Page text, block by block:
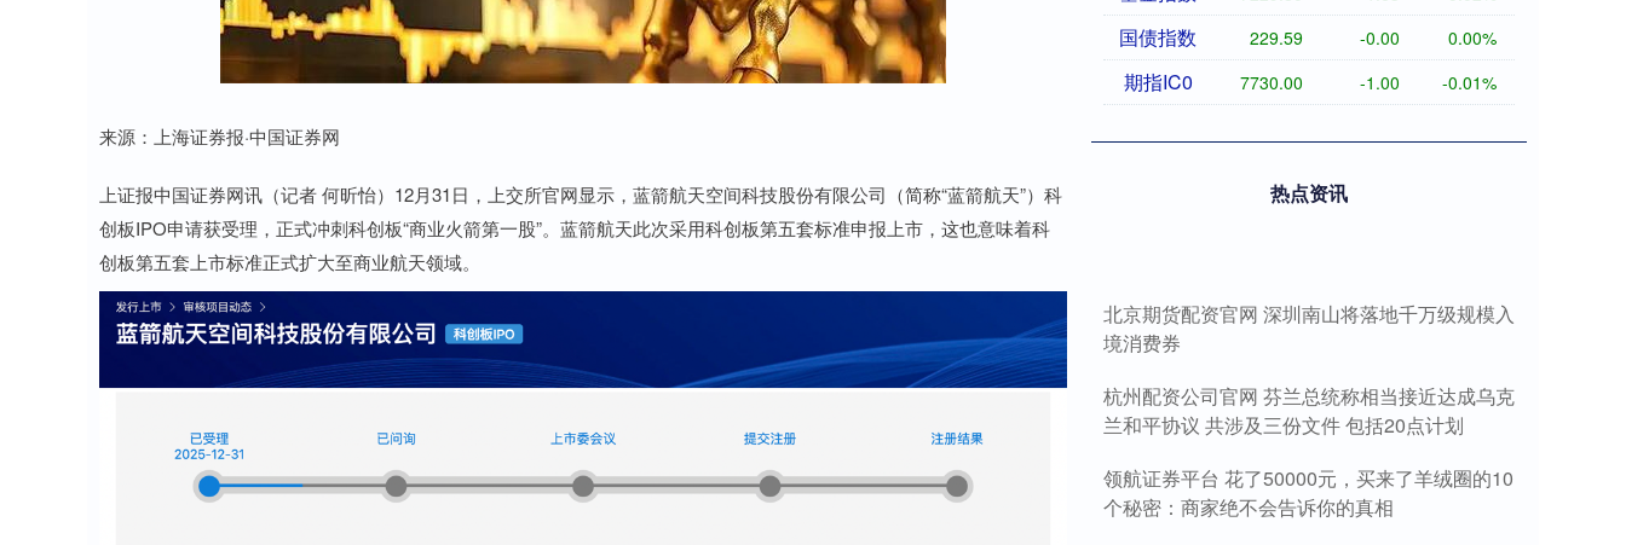
来源：上海证券报·中国证券网
上证报中国证券网讯（记者 何昕怡）12月31日，上交所官网显示，蓝箭航天空间科技股份有限公司（简称“蓝箭航天”）科
创板IPO申请获受理，正式冲刺科创板“商业火箭第一股”。蓝箭航天此次采用科创板第五套标准申报上市，这也意味着科
创板第五套上市标准正式扩大至商业航天领域。
国债指数 229.59 -0.00 0.00%
期指IC0 7730.00 -1.00 -0.01%
热点资讯
北京期货配资官网 深圳南山将落地千万级规模入
境消费券
杭州配资公司官网 芬兰总统称相当接近达成乌克
兰和平协议 共涉及三份文件 包括20点计划
领航证券平台 花了50000元，买来了羊绒圈的10
个秘密：商家绝不会告诉你的真相